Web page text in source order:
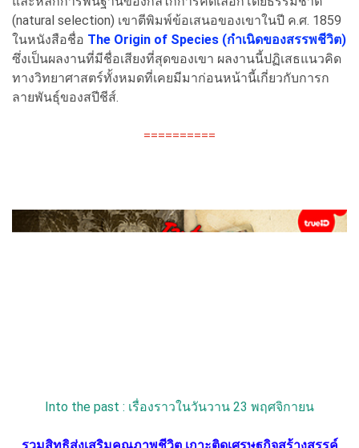
(natural selection) เขาตีพิมพ์ข้อเสนอของเขาในปี ค.ศ. 1859
ในหนังสือชื่อ The Origin of Species (กำเนิดของสรรพชีวิต)
ซึ่งเป็นผลงานที่มีชื่อเสียงที่สุดของเขา ผลงานนี้ปฏิเสธแนวคิด
ทางวิทยาศาสตร์ทั้งหมดที่เคยมีมาก่อนหน้านี้เกี่ยวกับการก
ลายพันธุ์ของสปีชีส์.
==========
Into the past : เรื่องราวในวันวาน 23 พฤศจิกายน
รวมสิทธิส่งเสริมคุณภาพชีวิต เกาะติดเศรษฐกิจสร้างสรรค์